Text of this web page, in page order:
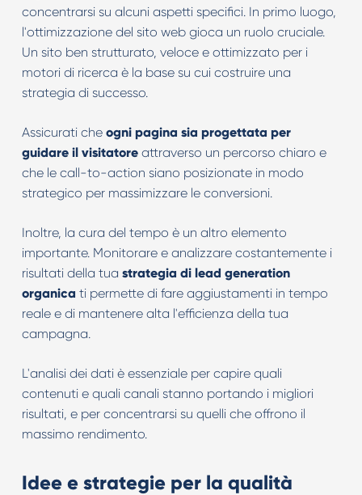
concentrarsi su alcuni aspetti specifici. In primo luogo,
l'ottimizzazione del sito web gioca un ruolo cruciale.
Un sito ben strutturato, veloce e ottimizzato per i
motori di ricerca è la base su cui costruire una
strategia di successo.
Assicurati che ogni pagina sia progettata per
guidare il visitatoreattraverso un percorso chiaro e
che le call-to-action siano posizionate in modo
strategico per massimizzare le conversioni.
Inoltre, la cura del tempo è un altro elemento
importante. Monitorare e analizzare costantemente i
risultati della tua strategia di lead generation
organica ti permette di fare aggiustamenti in tempo
reale e di mantenere alta l'efficienza della tua
campagna.
L'analisi dei dati è essenziale per capire quali
contenuti e quali canali stanno portando i migliori
risultati, e per concentrarsi su quelli che offrono il
massimo rendimento.
Idee e strategie per la qualità